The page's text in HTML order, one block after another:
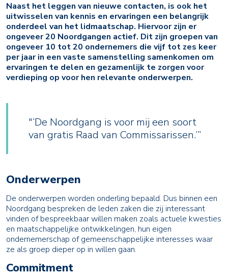
Naast het leggen van nieuwe contacten, is ook het
uitwisselen van kennis en ervaringen een belangrijk
onderdeel van het lidmaatschap. Hiervoor zijn er
ongeveer 20 Noordgangen actief. Dit zijn groepen van
ongeveer 10 tot 20 ondernemers die vijf tot zes keer
per jaar in een vaste samenstelling samenkomen om
ervaringen te delen en gezamenlijk te zorgen voor
verdieping op voor hen relevante onderwerpen.
"‘De Noordgang is voor mij een soort
van gratis Raad van Commissarissen.’”
Onderwerpen
De onderwerpen worden onderling bepaald. Dus binnen een
Noordgang bespreken de leden zaken die zij interessant
vinden of bespreekbaar willen maken zoals actuele kwesties
en maatschappelijke ontwikkelingen, hun eigen
ondernemerschap of gemeenschappelijke interesses waar
ze als groep dieper op in willen gaan.
Commitment